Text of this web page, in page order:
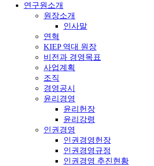
연구원소개
원장소개
인사말
연혁
KIEP 역대 원장
비전과 경영목표
사업계획
조직
경영공시
윤리경영
윤리헌장
윤리강령
인권경영
인권경영헌장
인권경영규정
인권경영 추진현황